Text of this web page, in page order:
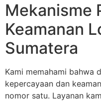
Mekanisme
Keamanan
Sumatera
Kami memahami bahwa
kepercayaan dan
nomor satu. Layanan